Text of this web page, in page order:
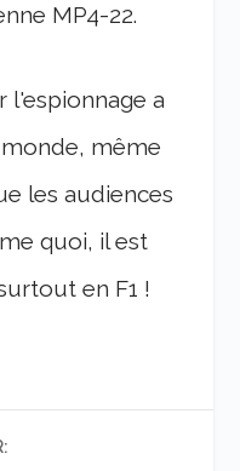
MP4-22.
l'espionnage a
même
les audiences
quoi, il est
en F1 !